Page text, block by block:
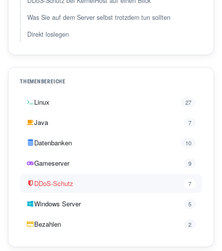
Was Sie auf dem Server selbst trotzdem tun sollten
Direkt loslegen
THEMENBEREICHE
Linux 27
Java 7
Datenbanken 10
Gameserver 9
DDoS-Schutz 7
Windows Server 5
Bezahlen 2